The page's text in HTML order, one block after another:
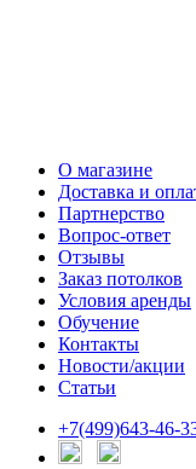
О магазине
Доставка и
Партнерство
Вопрос-ответ
Отзывы
Заказ потолков
Условия аренды
Обучение
Контакты
Новости/акции
Статьи
+7(499)643-46-